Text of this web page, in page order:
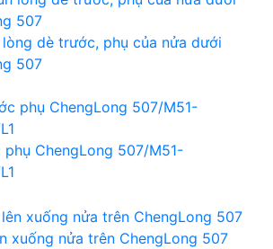
lòng dè trước, phụ của nửa dưới
507
phụ ChengLong 507/M51-
xuống nửa trên ChengLong 507